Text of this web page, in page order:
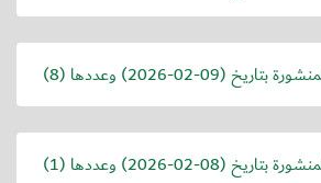
بتاريخ (2026-02-09) وعددها (8)
بتاريخ (2026-02-08) وعددها (1)